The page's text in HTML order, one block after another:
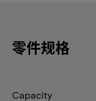
零件规格
Capacity